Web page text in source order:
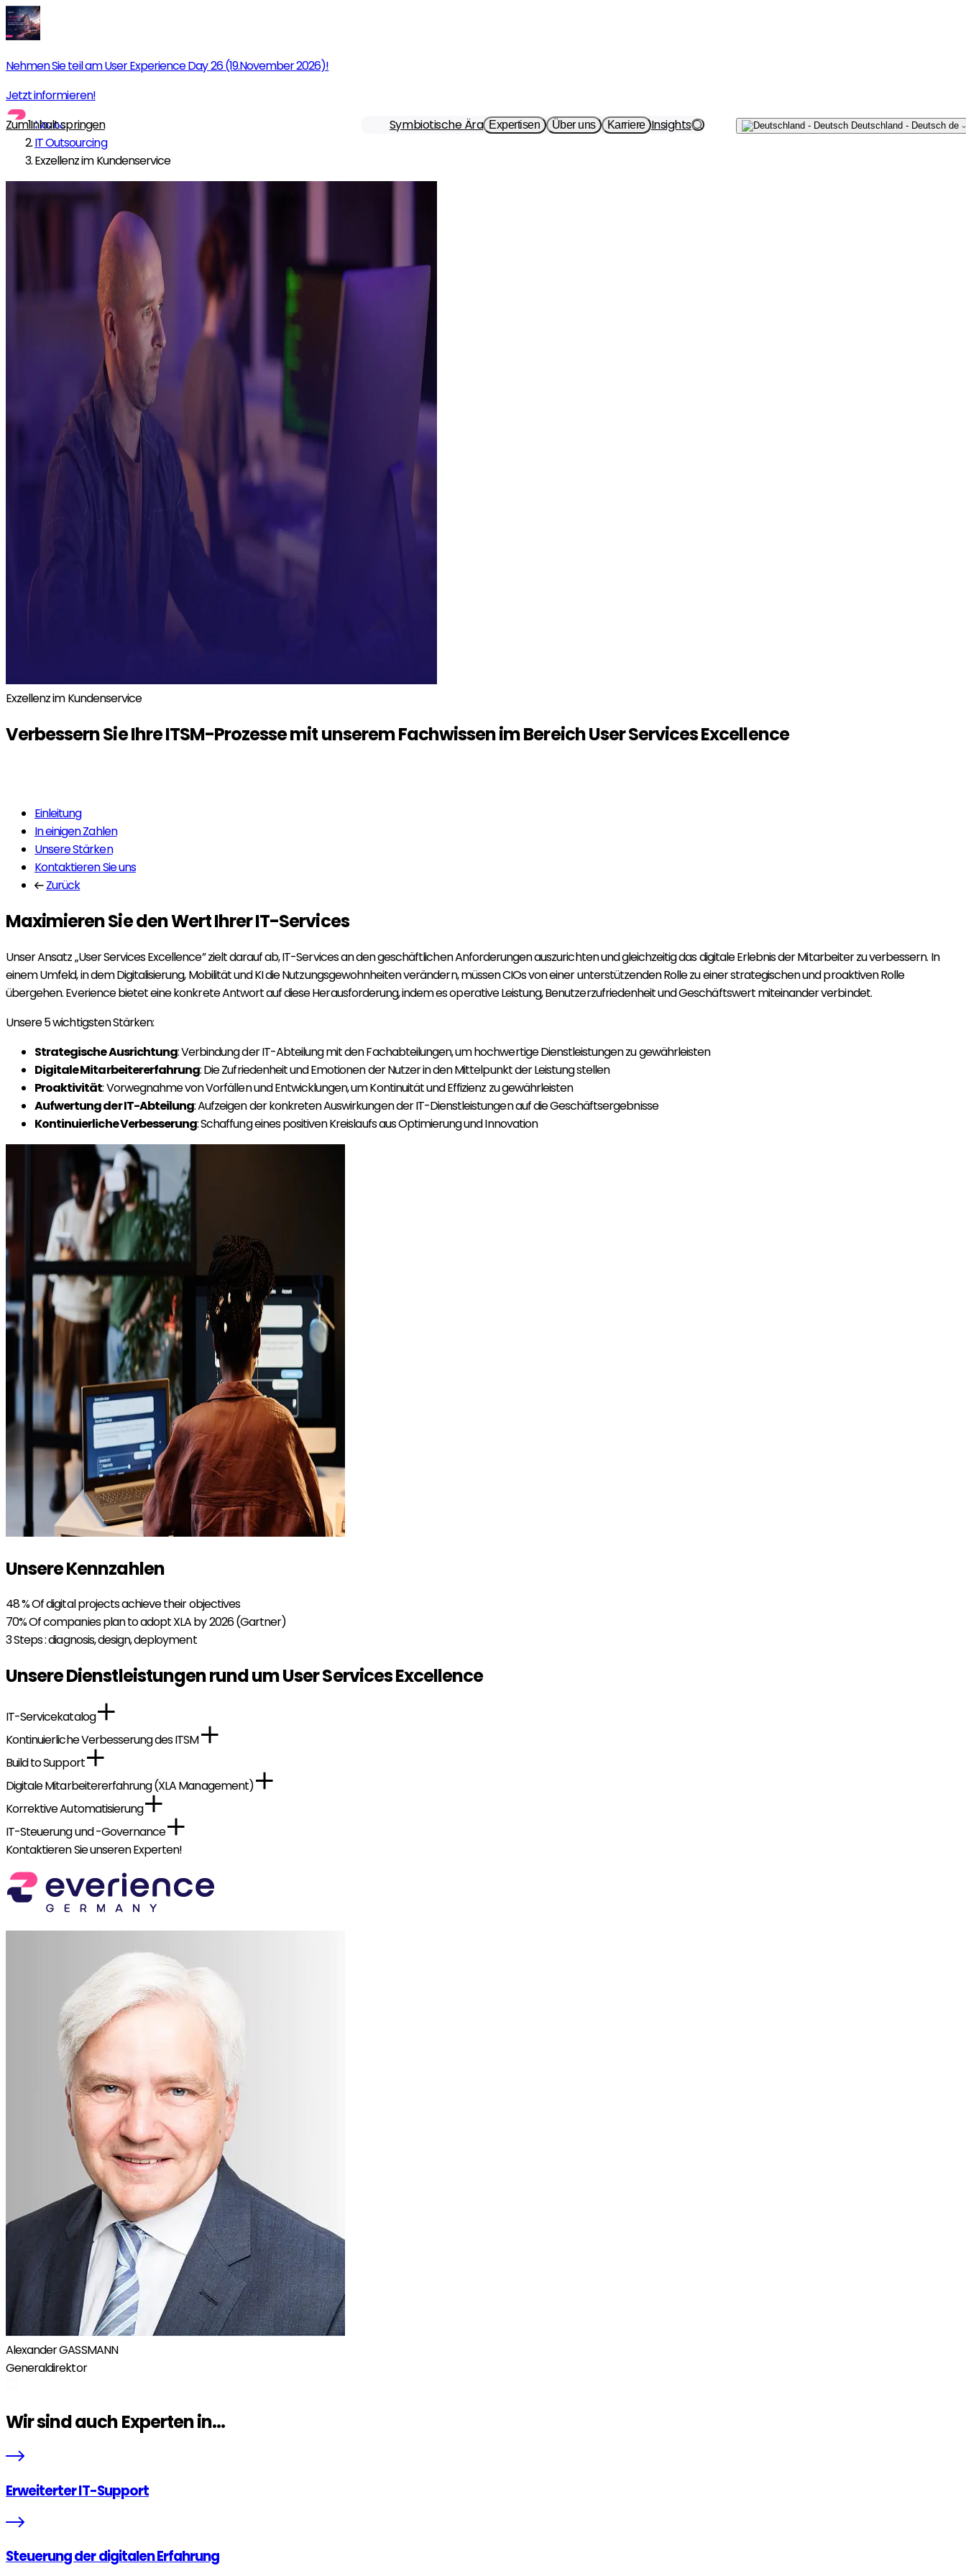
Nehmen Sie teil am User Experience Day 26 (19.November 2026)!
Jetzt informieren!
Zum Inhalt springen
Symbiotische Ära Expertisen Über uns Karriere Insights
Schreiben
Sie uns
Deutschland - Deutsch de
Home
IT Outsourcing
Exzellenz im Kundenservice
Exzellenz im Kundenservice
Verbessern Sie Ihre ITSM-Prozesse mit unserem Fachwissen im BereichUser Services Excellence
Einleitung
In einigen Zahlen
Unsere Stärken
Kontaktieren Sie uns
Zurück
Maximieren Sie den Wert Ihrer IT-Services
Unser Ansatz „User Services Excellence” zielt darauf ab, IT-Services an den geschäftlichen Anforderungen auszurichten und gleichzeitig das digitale Erlebnis der Mitarbeiter zu verbessern. In
einem Umfeld, in dem Digitalisierung, Mobilität und KI die Nutzungsgewohnheiten verändern, müssen CIOs von einer unterstützenden Rolle zu einer strategischen und proaktiven Rolle
übergehen. Everience bietet eine konkrete Antwort auf diese Herausforderung, indem es operative Leistung, Benutzerzufriedenheit und Geschäftswert miteinander verbindet.
Unsere 5 wichtigsten Stärken:
Strategische Ausrichtung: Verbindung der IT-Abteilung mit den Fachabteilungen, um hochwertige Dienstleistungen zu gewährleisten
Digitale Mitarbeitererfahrung: Die Zufriedenheit und Emotionen der Nutzer in den Mittelpunkt der Leistung stellen
Proaktivität: Vorwegnahme von Vorfällen und Entwicklungen, um Kontinuität und Effizienz zu gewährleisten
Aufwertung der IT-Abteilung: Aufzeigen der konkreten Auswirkungen der IT-Dienstleistungen auf die Geschäftsergebnisse
Kontinuierliche Verbesserung: Schaffung eines positiven Kreislaufs aus Optimierung und Innovation
Unsere Kennzahlen
48 %Of digital projects achieve their objectives
70%Of companies plan to adopt XLA by 2026 (Gartner)
3Steps : diagnosis, design, deployment
Unsere Dienstleistungen rund um User Services Excellence
IT-Servicekatalog
Kontinuierliche Verbesserung des ITSM
Build to Support
Digitale Mitarbeitererfahrung (XLA Management)
Korrektive Automatisierung
IT-Steuerung und -Governance
Kontaktieren Sie unseren Experten!
Alexander GASSMANN
Generaldirektor
Wir sind auch Experten in...
Erweiterter IT-Support
Steuerung der digitalen Erfahrung